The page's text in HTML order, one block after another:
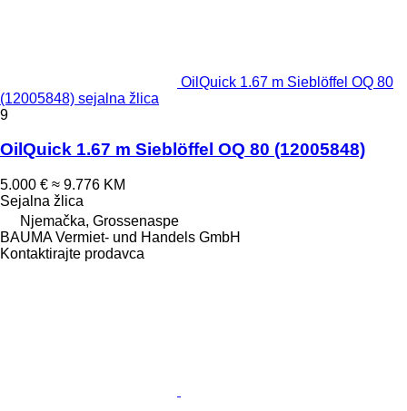
OilQuick 1.67 m Sieblöffel OQ 80
(12005848) sejalna žlica
9
OilQuick 1.67 m Sieblöffel OQ 80 (12005848)
5.000 € ≈ 9.776 KM
Sejalna žlica
Njemačka, Grossenaspe
BAUMA Vermiet- und Handels GmbH
Kontaktirajte prodavca